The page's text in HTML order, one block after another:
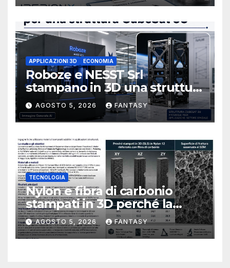
Loparco amministratore
indipendente non esecutivo
APPLICAZIONI 3D ECONOMIA
Roboze e NESST Srl
stampano in 3D una struttura
CubeSat 3U in Carbon PEEK
AGOSTO 5, 2026 FANTASY
TECNOLOGIA
Nylon e fibra di carbonio
stampati in 3D perché la
resistenza agli urti dipende
dal processo
AGOSTO 5, 2026 FANTASY